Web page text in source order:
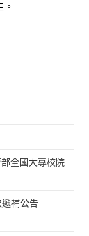
全國大專校院
補公告